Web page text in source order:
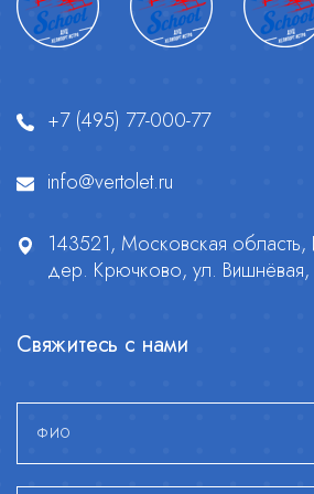
+7 (495) 77-000-77
info@vertolet.ru
143521, Московская область,
дер. Крючково, ул. Вишнёвая,
Свяжитесь с нами